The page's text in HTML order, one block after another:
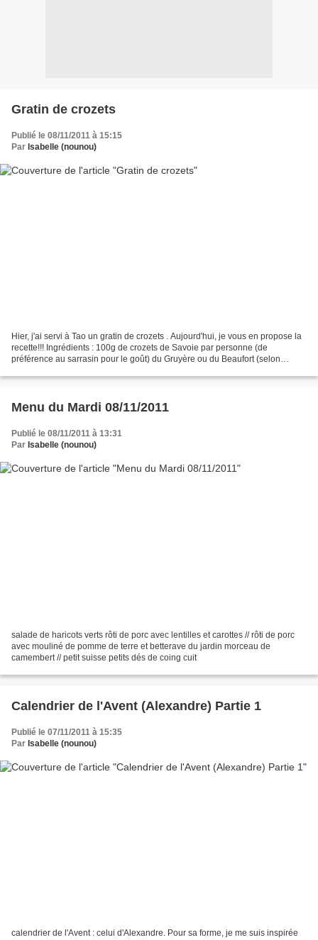
Gratin de crozets
Publié le 08/11/2011 à 15:15
Par Isabelle (nounou)
Hier, j'ai servi à Tao un gratin de crozets . Aujourd'hui, je vous en propose la
recette!!! Ingrédients : 100g de crozets de Savoie par personne (de
préférence au sarrasin pour le goût) du Gruyère ou du Beaufort (selon
Menu du Mardi 08/11/2011
Publié le 08/11/2011 à 13:31
Par Isabelle (nounou)
salade de haricots verts rôti de porc avec lentilles et carottes // rôti de porc
avec mouliné de pomme de terre et betterave du jardin morceau de
camembert // petit suisse petits dés de coing cuit
Calendrier de l'Avent (Alexandre) Partie 1
Publié le 07/11/2011 à 15:35
Par Isabelle (nounou)
calendrier de l'Avent : celui d'Alexandre. Pour sa forme, je me suis inspirée